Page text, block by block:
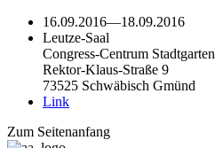
16.09.2016—18.09.2016
Leutze-Saal
Congress-Centrum Stadtgarten
Rektor-Klaus-Straße 9
73525 Schwäbisch Gmünd
Link
Zum Seitenanfang